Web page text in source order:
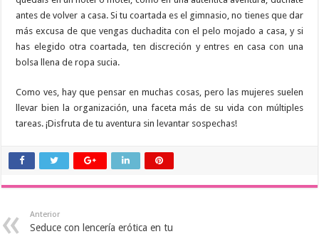
antes de volver a casa. Si tu coartada es el gimnasio, no tienes que dar
más excusa de que vengas duchadita con el pelo mojado a casa, y si
has elegido otra coartada, ten discreción y entres en casa con una
bolsa llena de ropa sucia.
Como ves, hay que pensar en muchas cosas, pero las mujeres suelen
llevar bien la organización, una faceta más de su vida con múltiples
tareas. ¡Disfruta de tu aventura sin levantar sospechas!
Anterior
Seduce con lencería erótica en tu